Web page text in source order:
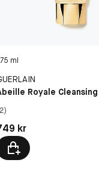
ml
Royale
749 kr
kr